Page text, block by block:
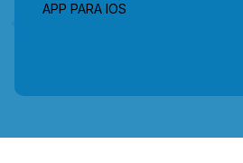
APP PARA IOS